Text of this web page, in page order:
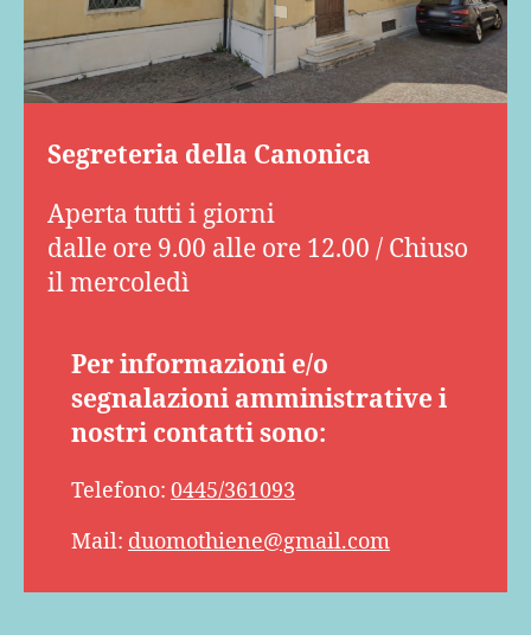
Segreteria della Canonica
Aperta tutti i giorni
dalle ore 9.00 alle ore 12.00 / Chiuso
il mercoledì
Per informazioni e/o
segnalazioni amministrative i
nostri contatti sono:
Telefono: 0445/361093
Mail: duomothiene@gmail.com